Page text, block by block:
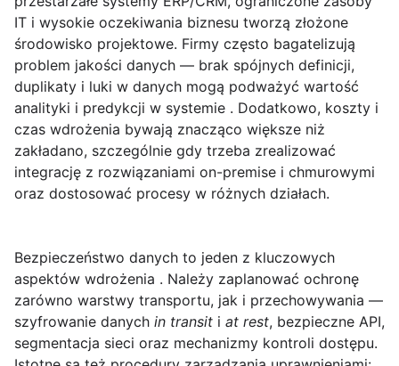
IT i wysokie oczekiwania biznesu tworzą złożone
środowisko projektowe. Firmy często bagatelizują
problem jakości danych — brak spójnych definicji,
duplikaty i luki w danych mogą podważyć wartość
analityki i predykcji w systemie . Dodatkowo, koszty i
czas wdrożenia bywają znacząco większe niż
zakładano, szczególnie gdy trzeba zrealizować
integrację z rozwiązaniami on-premise i chmurowymi
oraz dostosować procesy w różnych działach.
Bezpieczeństwo danych to jeden z kluczowych
aspektów wdrożenia . Należy zaplanować ochronę
zarówno warstwy transportu, jak i przechowywania —
szyfrowanie danych in transit i at rest, bezpieczne API,
segmentacja sieci oraz mechanizmy kontroli dostępu.